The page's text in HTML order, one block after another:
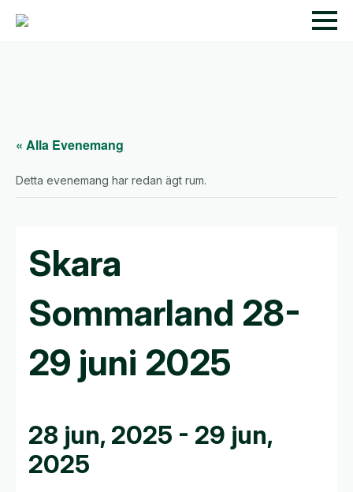
« Alla Evenemang
Detta evenemang har redan ägt rum.
Skara
Sommarland 28-
29 juni 2025
28 jun, 2025 - 29 jun,
2025